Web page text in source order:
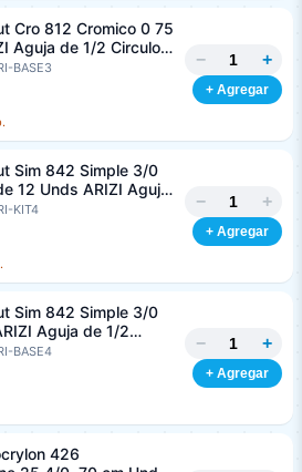
Cro 812 Cromico 0 75
Aguja de 1/2 Circulo
37 mm
BASE3 − +
+ Agregar
Sim 842 Simple 3/0
12 Unds ARIZI Aguja
Punta Conica 36 mm
KIT4 − +
+ Agregar
Sim 842 Simple 3/0
Aguja de 1/2
Conica 36 mm
BASE4 − +
+ Agregar
426